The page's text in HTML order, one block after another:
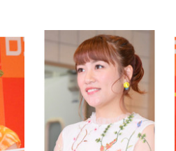
SIHOO B100 オフィスチェア
／デスクチェア メッシュチェ
ア 人間工学 疲れない ブラッ
￥27,999
Sezlife オフィ
チェア 疲れな
チェア 強化
度ロッキング
子 腰サポート
式アームレス
ト ハンガー
ョン PCチェ
ュ ゲーミング
しゃれ パソ
ック)
￥7,680
EIZO ビジネス向けプレミア
ムモニター | FlexScan
EV2740X-WT | 27.0型4K
UHD・USB Type-C・ホワイ
ト
￥109,572
【純正品】27"ゲ
ニター DualSense
ク付き（CFI-
￥49,979
Amazonベーシック ペットシ
ーツ 厚型 ワイド 42枚x2袋(84
枚) ホワイト(吸収面:ライトブ
￥3,234
ネオ・ルーラ
ツ L 中型犬用
￥1,800